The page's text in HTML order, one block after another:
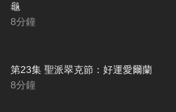
龜
8分鐘
第23集 聖派翠克節：好運愛爾蘭
8分鐘